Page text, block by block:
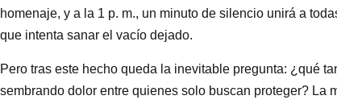
homenaje, y a la 1 p. m., un minuto de silencio unirá a
que intenta sanar el vacío dejado.
Pero tras este hecho queda la inevitable pregunta: ¿qué
sembrando dolor entre quienes solo buscan proteger? La